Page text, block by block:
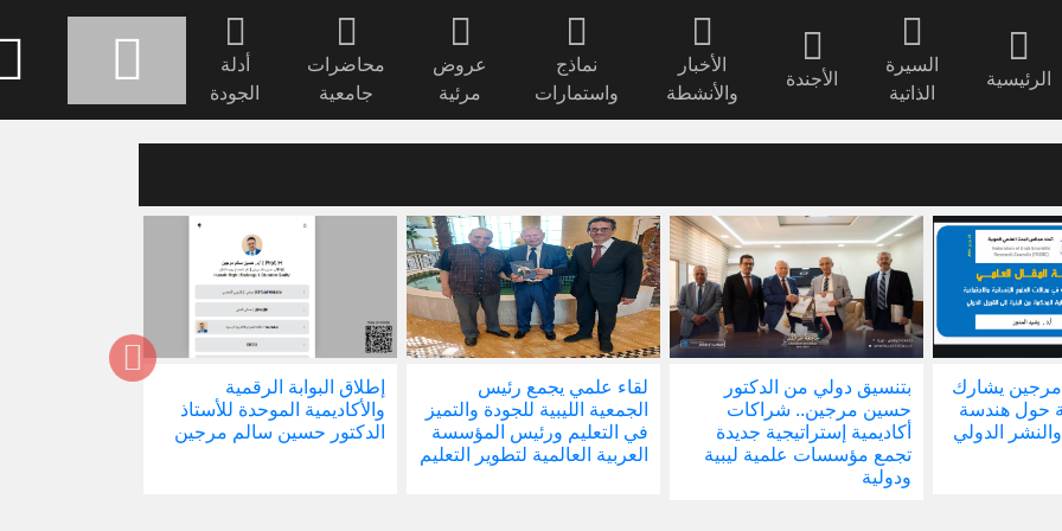
الرئيسية
السيرة
الذاتية
الأجندة
الأخبار
والأنشطة
نماذج
واستمارات
عروض
مرئية
محاضرات
جامعية
أدلة
الجودة
مرجين يشارك
حول هندسة
الدولي
بتنسيق دولي من الدكتور
حسين مرجين.. شراكات
أكاديمية إستراتيجية جديدة
تجمع مؤسسات علمية ليبية
ودولية
لقاء علمي يجمع رئيس
الجمعية الليبية للجودة والتميز
في التعليم ورئيس المؤسسة
العربية العالمية لتطوير التعليم
إطلاق البوابة الرقمية
والأكاديمية الموحدة للأستاذ
الدكتور حسين سالم مرجين